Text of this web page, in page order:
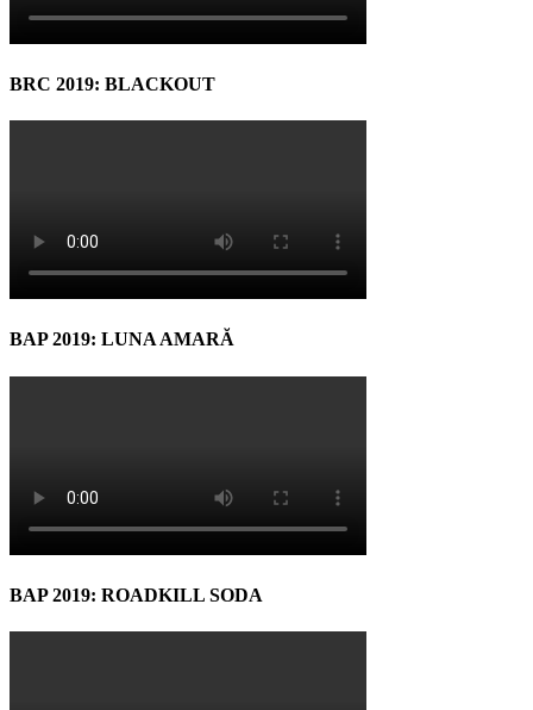
BRC 2019: BLACKOUT
BAP 2019: LUNA AMARĂ
BAP 2019: ROADKILL SODA